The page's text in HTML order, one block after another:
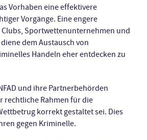
Vorhaben eine effektivere
Vorgänge. Eine engere
Sportwettenunternehmen und
dem Austausch von
Handeln eher entdecken zu
und ihre Partnerbehörden
rechtliche Rahmen für die
korrekt gestaltet sei. Dies
gegen Kriminelle.